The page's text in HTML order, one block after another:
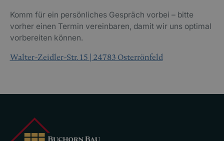
Komm für ein persönliches Gespräch vorbei – bitte
vorher einen Termin vereinbaren, damit wir uns optimal
vorbereiten können.
Walter-Zeidler-Str. 15 | 24783 Osterrönfeld